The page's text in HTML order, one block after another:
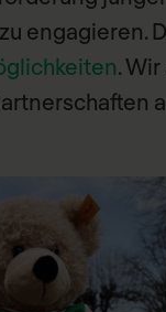
engagieren.
.